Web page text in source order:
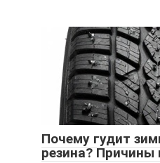
Почему гудит
резина? Причины